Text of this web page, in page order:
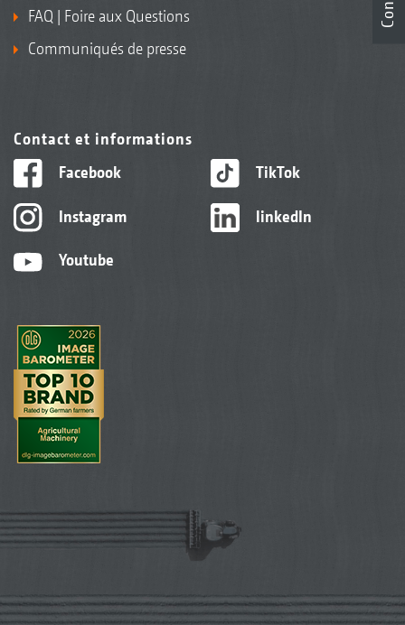
FAQ | Foire aux Questions
Communiqués de presse
Contact et informations
Facebook
Instagram
Youtube
TikTok
linkedIn